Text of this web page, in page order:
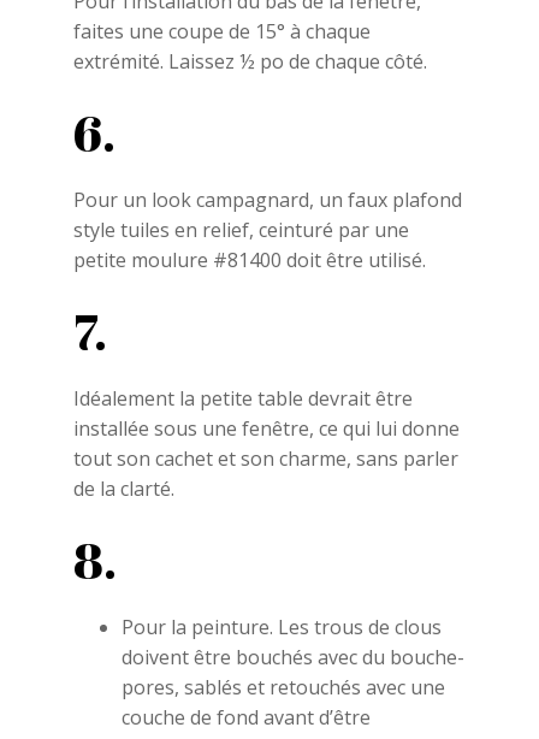
faites une coupe de 15° à chaque
extrémité. Laissez ½ po de chaque côté.
6.
Pour un look campagnard, un faux plafond
style tuiles en relief, ceinturé par une
petite moulure #81400 doit être utilisé.
7.
Idéalement la petite table devrait être
installée sous une fenêtre, ce qui lui donne
tout son cachet et son charme, sans parler
de la clarté.
8.
Pour la peinture. Les trous de clous
doivent être bouchés avec du bouche-
pores, sablés et retouchés avec une
couche de fond avant d’être